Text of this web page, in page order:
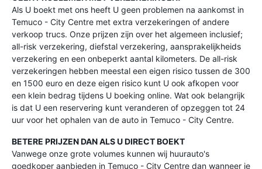
Als U boekt met ons heeft U geen problemen na aankomst in
Temuco - City Centre met extra verzekeringen of andere
verkoop trucs. Onze prijzen zijn over het algemeen inclusief;
all-risk verzekering, diefstal verzekering, aansprakelijkheids
verzekering en een onbeperkt aantal kilometers. De all-risk
verzekeringen hebben meestal een eigen risico tussen de 300
en 1500 euro en deze eigen risico kunt U ook afkopen voor
een klein bedrag tijdens U boeking online. Wat ook belangrijk
is dat U een reservering kunt veranderen of opzeggen tot 24
uur voor het ophalen van de auto in Temuco - City Centre.
BETERE PRIJZEN DAN ALS U DIRECT BOEKT
Vanwege onze grote volumes kunnen wij huurauto's
goedkoper aanbieden in Temuco - City Centre dan wanneer je